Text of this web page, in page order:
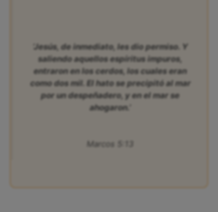
‘Jesús, de inmediato, les dio permiso. Y
saliendo aquellos espíritus impuros,
entraron en los cerdos, los cuales eran
como dos mil. El hato se precipitó al mar
por un despeñadero, y en el mar se
ahogaron.’
Marcos 5:13